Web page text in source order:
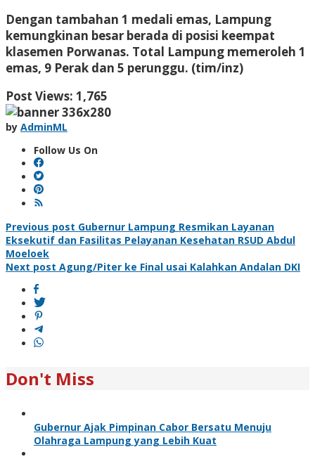
Dengan tambahan 1 medali emas, Lampung
kemungkinan besar berada di posisi keempat
klasemen Porwanas. Total Lampung memeroleh 1
emas, 9 Perak dan 5 perunggu. (tim/inz)
Post Views: 1,765
by AdminML
Follow Us On
Post
navigation
Previous post Gubernur Lampung Resmikan Layanan
Eksekutif dan Fasilitas Pelayanan Kesehatan RSUD Abdul
Moeloek
Next post Agung/Piter ke Final usai Kalahkan Andalan DKI
Don't Miss
Gubernur Ajak Pimpinan Cabor Bersatu Menuju
Olahraga Lampung yang Lebih Kuat